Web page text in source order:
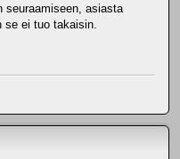
seuraamiseen, asiasta
se ei tuo takaisin.